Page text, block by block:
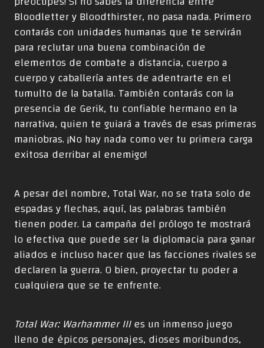
Bloodletter y Bloodthirster, no pasa nada. Primero
contarás con unidades humanas que te servirán
para reclutar una buena combinación de
elementos de combate a distancia, cuerpo a
cuerpo y caballería antes de adentrarte en el
tumulto de la batalla. También contarás con la
presencia de Gerik, tu confiable hermano en la
narrativa, quien te guiará a través de esas primeras
maniobras. ¡No hay nada como ver tu primera carga
exitosa derribar al enemigo!
A pesar del nombre, Total War, no se trata solo de
espadas y flechas, aquí, las palabras también
tienen poder. La campaña del prólogo te mostrará
lo efectiva que puede ser la diplomacia para ganar
aliados e incluso hacer que las facciones rivales se
declaren la guerra. O bien, proyectar tu poder a
cualquiera que se te enfrente.
Total War: Warhammer IIIes un inmenso juego
lleno de épicos personajes, dioses moribundos,